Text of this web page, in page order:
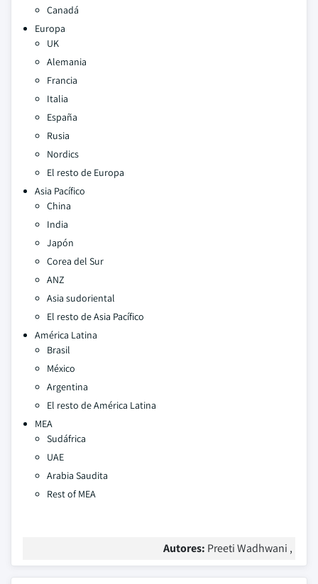
Canadá
Europa
UK
Alemania
Francia
Italia
España
Rusia
Nordics
El resto de Europa
Asia Pacífico
China
India
Japón
Corea del Sur
ANZ
Asia sudoriental
El resto de Asia Pacífico
América Latina
Brasil
México
Argentina
El resto de América Latina
MEA
Sudáfrica
UAE
Arabia Saudita
Rest of MEA
Autores: Preeti Wadhwani ,